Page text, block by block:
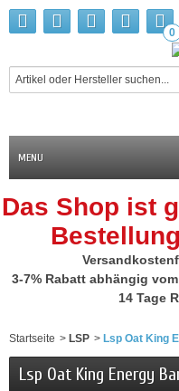
0
MENU
Das Shop ist
3-7% Rabatt abhängig
14 Tage
Startseite > LSP > Lsp Oat King
Lsp Oat King Energy